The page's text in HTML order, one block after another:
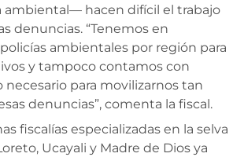
ambiental— hacen difícil el trabajo
denuncias. “Tenemos en
ambientales por región para
y tampoco contamos con
para movilizarnos tan
denuncias”, comenta la fiscal.
fiscalías especializadas en la selva
Ucayali y Madre de Dios ya